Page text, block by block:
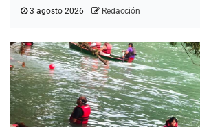
3 agosto 2026 Redacción